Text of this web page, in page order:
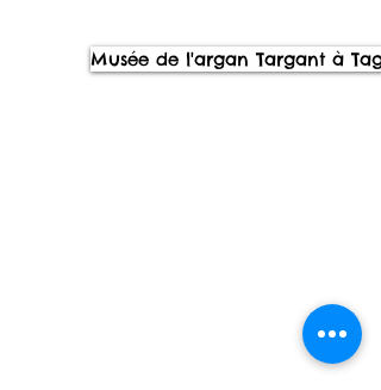
Musée de l'argan Targant à